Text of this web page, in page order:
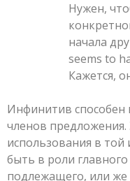
Нужен,
начала
seems to
Кажется,
Инфинитив
членов предложения.
использования в
быть в роли
подлежащего, или же